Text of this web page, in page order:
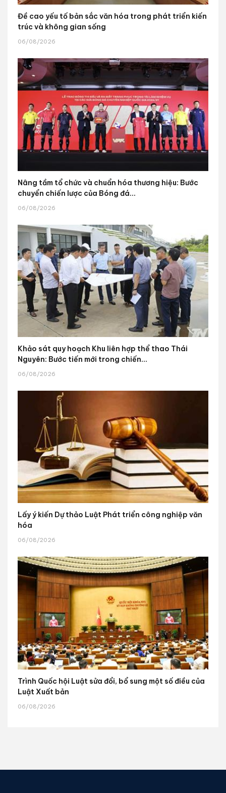
Đề cao yếu tố bản sắc văn hóa trong phát triển kiến
trúc và không gian sống
06/08/2026
Nâng tầm tổ chức và chuẩn hóa thương hiệu: Bước
chuyển chiến lược của Bóng đá...
06/08/2026
Khảo sát quy hoạch Khu liên hợp thể thao Thái
Nguyên: Bước tiến mới trong chiến...
06/08/2026
Lấy ý kiến Dự thảo Luật Phát triển công nghiệp văn
hóa
06/08/2026
Trình Quốc hội Luật sửa đổi, bổ sung một số điều của
Luật Xuất bản
06/08/2026